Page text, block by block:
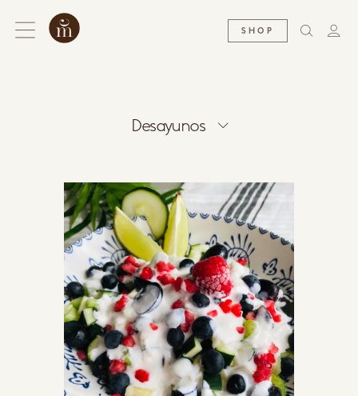
SHOP
Desayunos